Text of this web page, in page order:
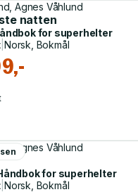
Agnes Våhlund
natten
for superhelter
|Norsk, Bokmål
Agnes Våhlund
for superhelter
|Norsk, Bokmål